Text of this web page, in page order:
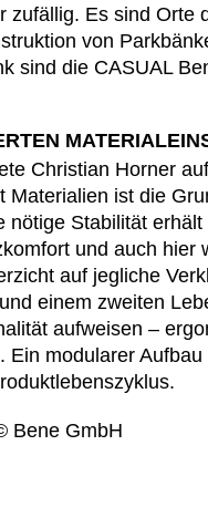
(MR)
(NZ)
(NL)
(UK)(GB)
(NO)
(OM)
(PL)
(PT)
(QA)
zufällig. Es sind Orte
von
sind die CASUAL
Christian Horner
ist die
Stabilität
und auch hier
auf jegliche
einem zweiten
aufweisen –
modularer
Bene GmbH